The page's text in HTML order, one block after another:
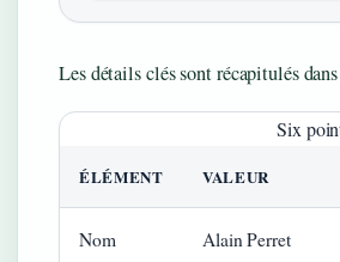
Les détails clés sont récapitulés
Six
ÉLÉMENT VALEUR
Nom Alain Perret